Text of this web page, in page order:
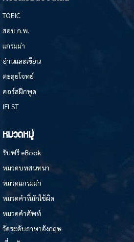
TOEIC
สอบ ก.พ.
แกรมม่า
อ่านและเขียน
ตะลุยโจทย์
คอร์สฝึกพูด
IELST
หมวดหมู่
รับฟรี eBook
หมวดบทสนทนา
หมวดแกรมม่า
หมวดคำที่มักใช้ผิด
หมวดคำศัพท์
วัดระดับภาษาอังกฤษ